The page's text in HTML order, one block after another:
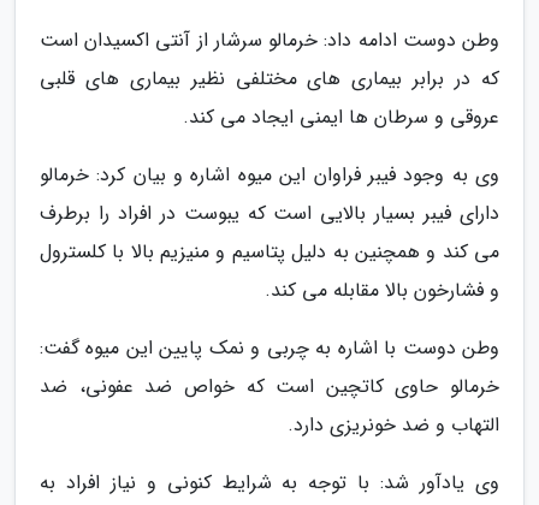
وطن دوست ادامه داد: خرمالو سرشار از آنتی اکسیدان است
که در برابر بیماری های مختلفی نظیر بیماری های قلبی
عروقی و سرطان ها ایمنی ایجاد می کند.
وی به وجود فیبر فراوان این میوه اشاره و بیان کرد: خرمالو
دارای فیبر بسیار بالایی است که یبوست در افراد را برطرف
می کند و همچنین به دلیل پتاسیم و منیزیم بالا با کلسترول
و فشارخون بالا مقابله می کند.
وطن دوست با اشاره به چربی و نمک پایین این میوه گفت:
خرمالو حاوی کاتچین است که خواص ضد عفونی، ضد
التهاب و ضد خونریزی دارد.
وی یادآور شد: با توجه به شرایط کنونی و نیاز افراد به